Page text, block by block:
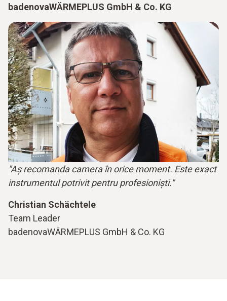
badenovaWÄRMEPLUS GmbH & Co. KG
"Aș recomanda camera în orice moment. Este exact
instrumentul potrivit pentru profesioniști."
Christian Schächtele
Team Leader
badenovaWÄRMEPLUS GmbH & Co. KG